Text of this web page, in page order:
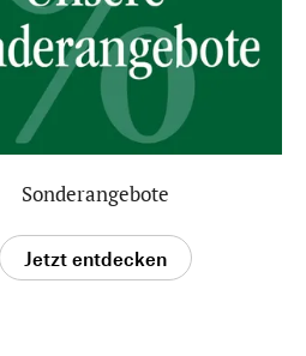
Sonderangebote
Jetzt entdecken